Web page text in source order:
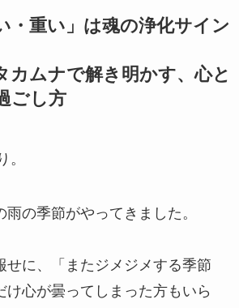
・重い」は魂の浄化サイン
カムナで解き明かす、心と
ごし方
。
の季節がやってきました。
せに、「またジメジメする季節
心が曇ってしまった方もいら